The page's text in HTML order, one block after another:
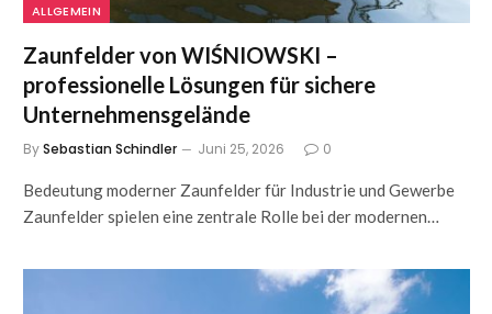
ALLGEMEIN
Zaunfelder von WIŚNIOWSKI –
professionelle Lösungen für sichere
Unternehmensgelände
BySebastian Schindler Juni 25, 2026 0
Bedeutung moderner Zaunfelder für Industrie und Gewerbe
Zaunfelder spielen eine zentrale Rolle bei der modernen…